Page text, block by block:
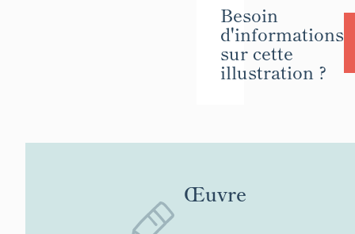
Besoin
d'informations
sur cette
illustration ?
Œuvre